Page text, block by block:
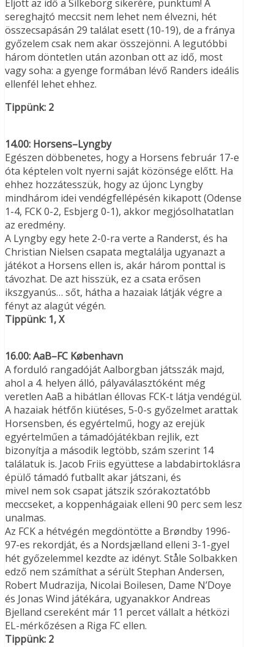
Eljött az idő a Silkeborg sikerére, punktum! A
sereghajtó meccsit nem lehet nem élvezni, hét
összecsapásán 29 találat esett (10-19), de a fránya
győzelem csak nem akar összejönni. A legutóbbi
három döntetlen után azonban ott az idő, most
vagy soha: a gyenge formában lévő Randers ideális
ellenfél lehet ehhez.
Tippünk: 2
14.00: Horsens–Lyngby
Egészen döbbenetes, hogy a Horsens február 17-e
óta képtelen volt nyerni saját közönsége előtt. Ha
ehhez hozzátesszük, hogy az újonc Lyngby
mindhárom idei vendégfellépésén kikapott (Odense
1-4, FCK 0-2, Esbjerg 0-1), akkor megjósolhatatlan
az eredmény.
A Lyngby egy hete 2-0-ra verte a Randerst, és ha
Christian Nielsen csapata megtalálja ugyanazt a
játékot a Horsens ellen is, akár három ponttal is
távozhat. De azt hisszük, ez a csata erősen
ikszgyanús… sőt, hátha a hazaiak látják végre a
fényt az alagút végén.
Tippünk: 1, X
16.00: AaB–FC København
A forduló rangadóját Aalborgban játsszák majd,
ahol a 4. helyen álló, pályaválasztóként még
veretlen AaB a hibátlan éllovas FCK-t látja vendégül.
A hazaiak hétfőn kiütéses, 5-0-s győzelmet arattak
Horsensben, és egyértelmű, hogy az erejük
egyértelműen a támadójátékban rejlik, ezt
bizonyítja a második legtöbb, szám szerint 14
találatuk is. Jacob Friis együttese a labdabirtoklásra
épülő támadó futballt akar játszani, és
mivel nem sok csapat játszik szórakoztatóbb
meccseket, a koppenhágaiak elleni 90 perc sem lesz
unalmas.
Az FCK a hétvégén megdöntötte a Brøndby 1996-
97-es rekordját, és a Nordsjælland elleni 3-1-gyel
hét győzelemmel kezdte az idényt. Ståle Solbakken
edző nem számíthat a sérült Stephan Andersen,
Robert Mudrazija, Nicolai Boilesen, Dame N’Doye
és Jonas Wind játékára, ugyanakkor Andreas
Bjelland csereként már 11 percet vállalt a hétközi
EL-mérkőzésen a Riga FC ellen.
Tippünk: 2